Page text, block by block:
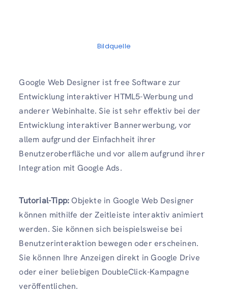
Bildquelle
Google Web Designer ist free Software zur
Entwicklung interaktiver HTML5-Werbung und
anderer Webinhalte. Sie ist sehr effektiv bei der
Entwicklung interaktiver Bannerwerbung, vor
allem aufgrund der Einfachheit ihrer
Benutzeroberfläche und vor allem aufgrund ihrer
Integration mit Google Ads.
Tutorial-Tipp:Objekte in Google Web Designer
können mithilfe der Zeitleiste interaktiv animiert
werden. Sie können sich beispielsweise bei
Benutzerinteraktion bewegen oder erscheinen.
Sie können Ihre Anzeigen direkt in Google Drive
oder einer beliebigen DoubleClick-Kampagne
veröffentlichen.